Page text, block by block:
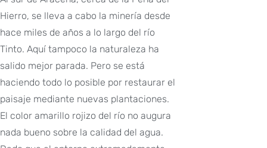
Hierro, se lleva a cabo la minería desde
hace miles de años a lo largo del río
Tinto. Aquí tampoco la naturaleza ha
salido mejor parada. Pero se está
haciendo todo lo posible por restaurar el
paisaje mediante nuevas plantaciones.
El color amarillo rojizo del río no augura
nada bueno sobre la calidad del agua.